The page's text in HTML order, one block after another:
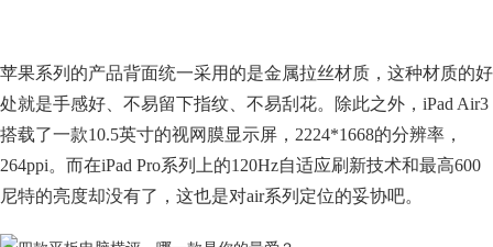
苹果系列的产品背面统一采用的是金属拉丝材质，这种材质的好
处就是手感好、不易留下指纹、不易刮花。除此之外，iPad Air3
搭载了一款10.5英寸的视网膜显示屏，2224*1668的分辨率，
264ppi。而在iPad Pro系列上的120Hz自适应刷新技术和最高600
尼特的亮度却没有了，这也是对air系列定位的妥协吧。